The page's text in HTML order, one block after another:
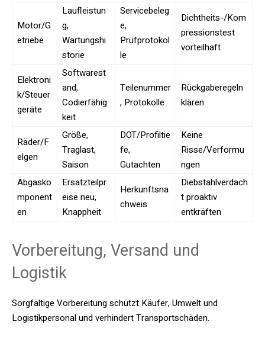
Motor/G
etriebe
Laufleistun
g,
Wartungshi
storie
Servicebeleg
e,
Prüfprotokol
le
Dichtheits-/Kom
pressionstest
vorteilhaft
Elektroni
k/Steuer
geräte
Softwarest
and,
Codierfähig
keit
Teilenummer
, Protokolle
Rückgaberegeln
klären
Räder/F
elgen
Größe,
Traglast,
Saison
DOT/Profiltie
fe,
Gutachten
Keine
Risse/Verformu
ngen
Abgasko
mponent
en
Ersatzteilpr
eise neu,
Knappheit
Herkunftsna
chweis
Diebstahlverdach
t proaktiv
entkräften
Vorbereitung, Versand und
Logistik
Sorgfältige Vorbereitung schützt Käufer, Umwelt und
Logistikpersonal und verhindert Transportschäden.